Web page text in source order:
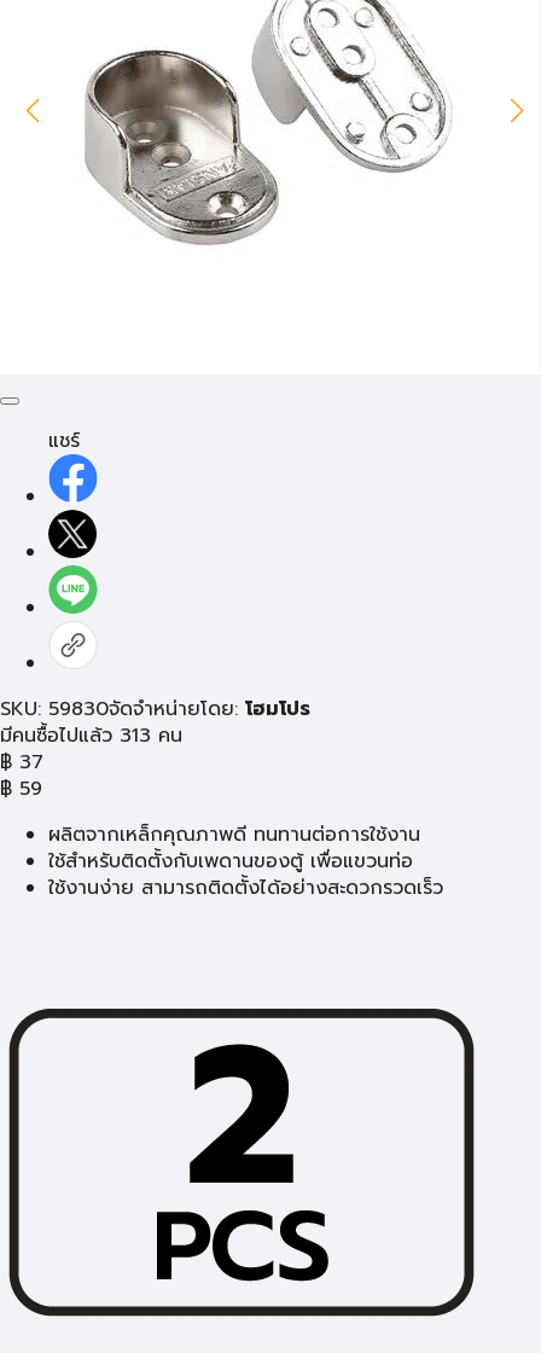
แชร์
SKU: 59830จัดจำหน่ายโดย: โฮมโปร
มีคนซื้อไปแล้ว 313 คน
฿ 37
฿ 59
ผลิตจากเหล็กคุณภาพดี ทนทานต่อการใช้งาน
ใช้สำหรับติดตั้งกับเพดานของตู้ เพื่อแขวนท่อ
ใช้งานง่าย สามารถติดตั้งได้อย่างสะดวกรวดเร็ว